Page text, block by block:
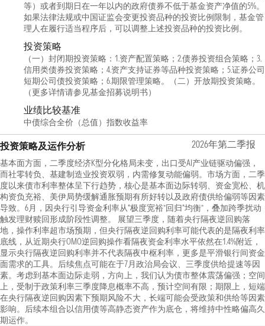
等）或者到期日在一年以内的政府债券不低于基金资产净值的5%。
如果法律法规或中国证监会变更投资品种的投资比例限制，基金管
理人在履行适当程序后，可以调整上述投资品种的投资比例。
投资策略
（一）封闭期投资策略：1.资产配置策略；2.债券投资组合策略；3.
信用类债券投资策略；4.资产支持证券等品种投资策略；5.证券公司
短期公司债投资策略；6.期限管理策略。（二）开放期投资策略。
（更多详情请参见基金招募说明书）
业绩比较基准
中债综合全价（总值）指数收益率
投资策略及运作分析 2026年第二季报
基本面方面，二季度经济K型分化格局未变，出口受AI产业链驱动偏强，
而社零转负、基建制造业投资双弱，内需修复动能偏弱。市场方面，二季
度以来债市利率整体呈下行趋势，核心是基本面边际转弱、资金宽松、机
构资负充裕、美伊局势缓解通胀预期有所好转以及政府债供给偏弱等因素
导致。6月，因央行引导资金利率从“极度宽裕”回归“均衡”，叠加跨季扰动
触发理财赎回形成阶段性调整。 展望三季度，随着央行隔夜逆回购落
地，操作利率超市场预期，但央行隔夜逆回购利率可能代表的是隔夜利率
底线，从近期央行OMO逆回购操作看隔夜资金利率水平依然在1.4%附近，
显示央行隔夜逆回购利率并不代表隔夜中枢利率，更多是平滑银行间资金
面需求的工具。后续焦点可能在于7月政治局会议、三季度供给提速等因
素。考虑到基本面边际走弱，方向上，我们认为债市整体震荡偏强；空间
上，受制于政策利率三季度降息概率不高，预计空间有限；期限上，短端
在央行隔夜逆回购因素下预期风险不大，长端可能会受政策和供给等因素
影响。后续本组合以信用债等高静态资产作为底仓，将维持中性略偏高久
期运作。